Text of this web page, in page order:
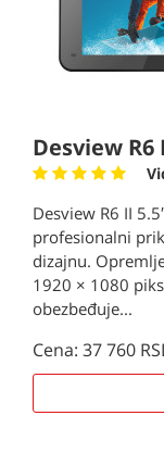
Desview
Desview R6 II
profesionalni
dizajnu.
1920 × 1080
obezbeđuje...
Cena: 37 760